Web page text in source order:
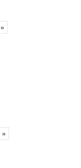
»
»